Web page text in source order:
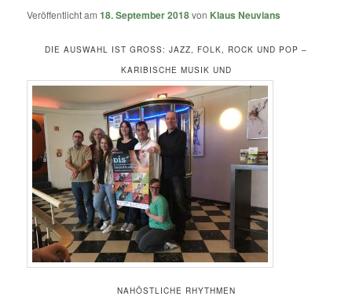
Veröffentlicht am18. September 2018von Klaus Neuvians
DIE AUSWAHL IST GROSS: JAZZ, FOLK, ROCK UND POP – K
ARIBISCHE MUSIK UND
NAHÖSTLICHE RHYTHMEN